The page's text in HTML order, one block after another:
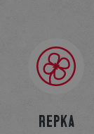
Repka